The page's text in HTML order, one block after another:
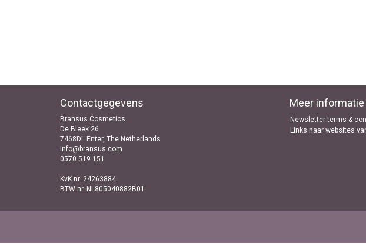
Contactgegevens
Bransus Cosmetics
De Bleek 26
7468DL Enter, The Netherlands
info@bransus.com
0570 519 151
KvK nr..24263884
BTW nr. NL805040882B01
Meer informatie
Newsletter terms &
Links naar websites